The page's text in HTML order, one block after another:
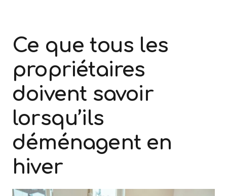
Ce que tous les
propriétaires
doivent savoir
lorsqu’ils
déménagent en
hiver